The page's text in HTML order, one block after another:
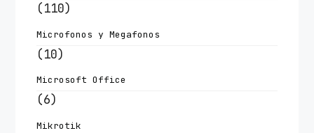
(110)
Microfonos y Megafonos
(10)
Microsoft Office
(6)
Mikrotik